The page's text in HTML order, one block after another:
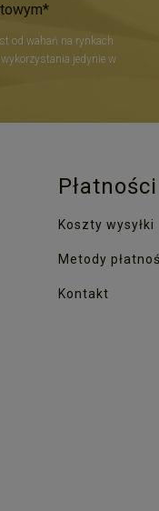
od wahań na rynkach
jedynie w
Koszty wysyłki
Metody
Kontakt